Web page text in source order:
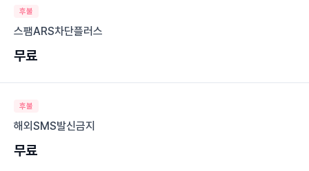
후불
스팸ARS차단플러스
무료
후불
해외SMS발신금지
무료